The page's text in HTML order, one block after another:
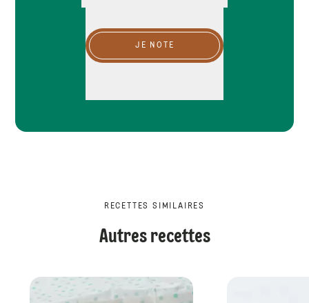
JE NOTE
RECETTES SIMILAIRES
Autres recettes